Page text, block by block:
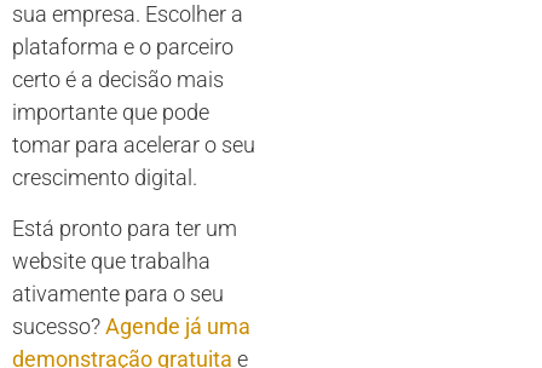
sua empresa. Escolher a
plataforma e o parceiro
certo é a decisão mais
importante que pode
tomar para acelerar o seu
crescimento digital.
Está pronto para ter um
website que trabalha
ativamente para o seu
sucesso?Agende já uma
demonstração gratuita e